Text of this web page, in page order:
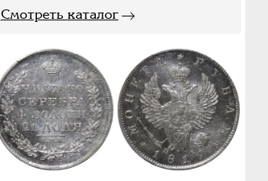
Смотреть каталог